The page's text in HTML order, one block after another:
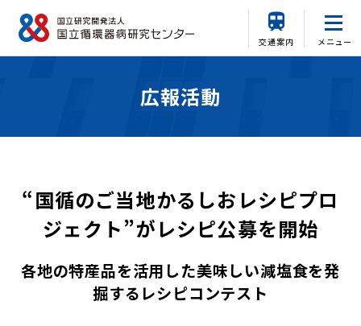
交通案内 メニュー
広報活動
“国循のご当地かるしおレシピプロ
ジェクト”がレシピ公募を開始
各地の特産品を活用した美味しい減塩食を発
掘するレシピコンテスト